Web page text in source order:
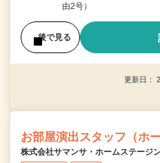
由2号）
後で見る
更新日：
お部屋演出スタッフ（ホ
株式会社サマンサ・ホームステージ